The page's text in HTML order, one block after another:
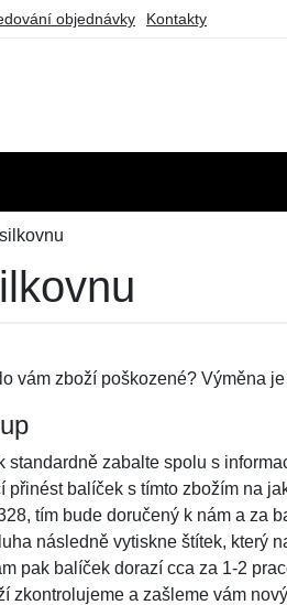
objednávky Kontakty
vám zboží poškozené? Výměna
standardně zabalte spolu s
přinést balíček s tímto zbožím na
tím bude doručený k nám a za
následně vytiskne štítek, který
pak balíček dorazí cca za 1-2
zkontrolujeme a zašleme vám